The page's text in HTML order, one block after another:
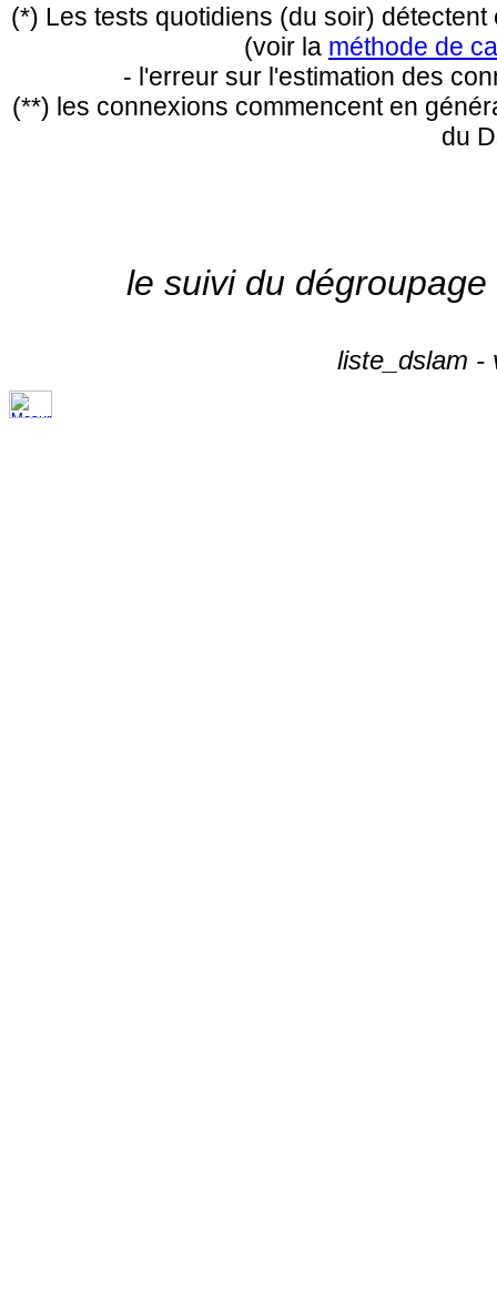
(*) Les tests quotidiens (du soir)
(voir la méthode de
- l'erreur sur l'estimation des
(**) les connexions commencent en
du
le suivi du
liste_dslam -